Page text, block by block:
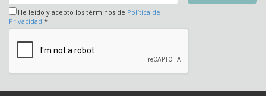
He leído y acepto los términos de Política de
Privacidad *